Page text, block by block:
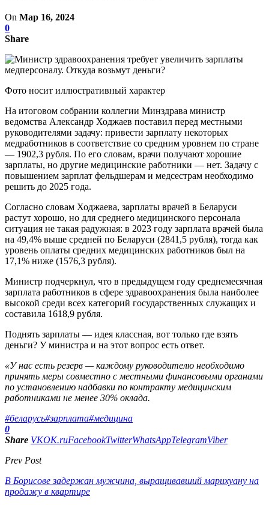
On Мар 16, 2024
0
Share
Фото носит иллюстративный характер
На итоговом собрании коллегии Минздрава министр
ведомства Александр Ходжаев поставил перед местными
руководителями задачу: привести зарплату некоторых
медработников в соответствие со средним уровнем по стране
— 1902,3 рубля. По его словам, врачи получают хорошие
зарплаты, но другие медицинские работники — нет. Задачу с
повышением зарплат фельдшерам и медсестрам необходимо
решить до 2025 года.
Согласно словам Ходжаева, зарплаты врачей в Беларуси
растут хорошо, но для среднего медицинского персонала
ситуация не такая радужная: в 2023 году зарплата врачей была
на 49,4% выше средней по Беларуси (2841,5 рубля), тогда как
уровень оплаты средних медицинских работников был на
17,1% ниже (1576,3 рубля).
Министр подчеркнул, что в предыдущем году среднемесячная
зарплата работников в сфере здравоохранения была наиболее
высокой среди всех категорий государственных служащих и
составила 1618,9 рубля.
Поднять зарплаты — идея классная, вот только где взять
деньги? У министра и на этот вопрос есть ответ.
«У нас есть резерв — каждому руководителю необходимо
принять меры совместно с местными финансовыми органами
по установлению надбавки по контракту медицинским
работниками не менее 30% оклада.
#беларусь#зарплата#медицина
0
Share VKOK.ruFacebookTwitterWhatsAppTelegramViber
Prev Post
В Борисове задержан мужчина, выращивавший марихуану на
продажу в квартире